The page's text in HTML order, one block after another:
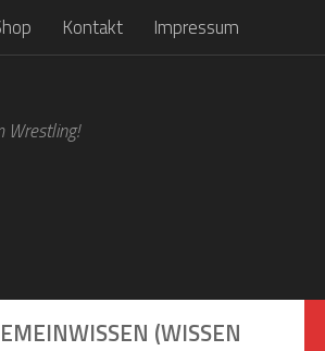
Kontakt Impressum
Wrestling!
(WISSEN